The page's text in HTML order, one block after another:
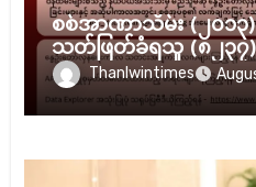
စစ်အာဏာသိမ်း (၂၀၁
သတ်ဖြတ်ခံရသူ (၈၂၃၇
Thanlwintimes